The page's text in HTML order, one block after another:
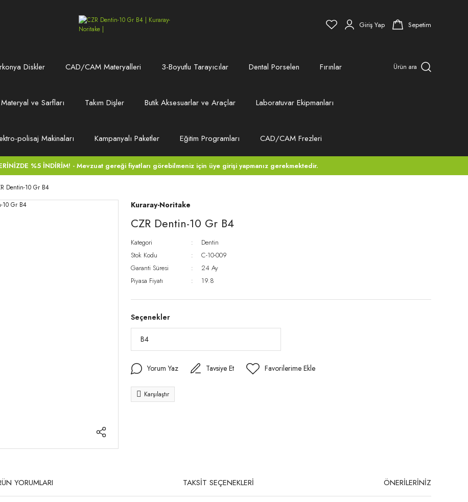
Giriş Yap Sepetim
Diskler CAD/CAM Materyalleri 3-Boyutlu Tarayıcılar Dental Porselen Fırınlar
ve Sarfları Takım Dişler Butik Aksesuarlar ve Araçlar Laboratuvar Ekipmanları
polisaj Makinaları Kampanyalı Paketler Eğitim Programları CAD/CAM Frezleri
Ürün ara
%5 İNDİRİM! - Mevzuat gereği fiyatları görebilmeniz için üye girişi yapmanız gerekmektedir.
Dentin-10 Gr B4
Kuraray-Noritake
CZR Dentin-10 Gr B4
Kategori
Dentin
Stok Kodu
C-10-009
Garanti Süresi
24 Ay
Piyasa Fiyatı
19.8
Seçenekler
Yorum Yaz Tavsiye Et
Karşılaştır
YORUMLARI TAKSİT SEÇENEKLERİ ÖNERİLERİNİZ